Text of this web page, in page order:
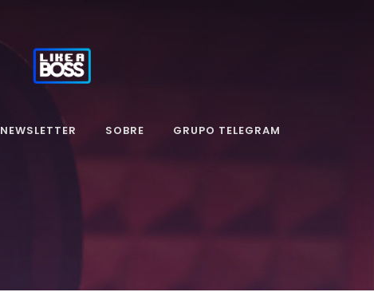
NEWSLETTER SOBRE GRUPO TELEGRAM